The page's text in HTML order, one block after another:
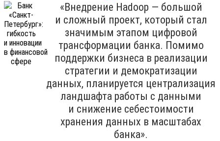
«Внедрение Hadoop — большой
и сложный проект, который стал
значимым этапом цифровой
трансформации банка. Помимо
поддержки бизнеса в реализации
стратегии и демократизации
данных, планируется централизация
ландшафта работы с данными
и снижение себестоимости
хранения данных в масштабах
банка».